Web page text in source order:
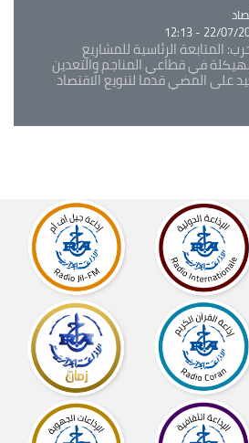
22/07/
المتابعة الرئاسية للمشاريع
في قطاعي المناجم والتعدين
على المضي قدما لتنويع الاقتصاد